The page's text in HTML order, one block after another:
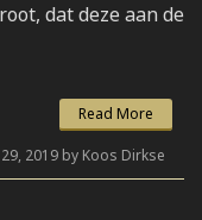
dat deze aan de
Read More
2019 by Koos Dirkse